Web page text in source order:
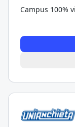
Campus 100%